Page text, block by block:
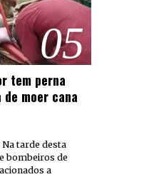
05
tem perna
de moer cana
tarde desta
bombeiros de
a